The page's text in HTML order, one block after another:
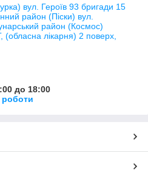
вул. Героїв 93 бригади 15
район (Піски) вул.
район (Космос)
(обласна лікарня) 2 поверх,
до 18:00
роботи